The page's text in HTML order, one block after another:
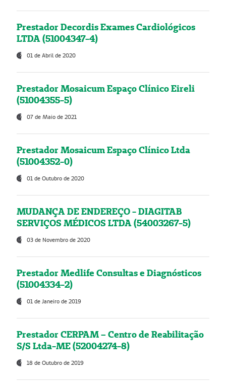
Prestador Decordis Exames Cardiológicos
LTDA (51004347-4)
01 de Abril de 2020
Prestador Mosaicum Espaço Clínico Eireli
(51004355-5)
07 de Maio de 2021
Prestador Mosaicum Espaço Clínico Ltda
(51004352-0)
01 de Outubro de 2020
MUDANÇA DE ENDEREÇO - DIAGITAB
SERVIÇOS MÉDICOS LTDA (54003267-5)
03 de Novembro de 2020
Prestador Medlife Consultas e Diagnósticos
(51004334-2)
01 de Janeiro de 2019
Prestador CERPAM – Centro de Reabilitação
S/S Ltda-ME (52004274-8)
18 de Outubro de 2019